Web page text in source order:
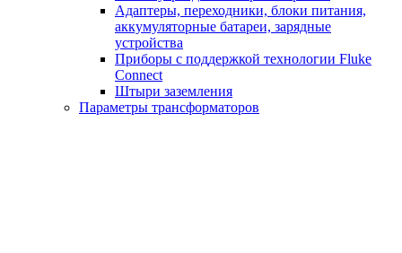
Адаптеры, переходники, блоки питания,
аккумуляторные батареи, зарядные
устройства
Приборы с поддержкой технологии Fluke
Connect
Штыри заземления
Параметры трансформаторов